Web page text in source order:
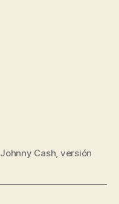
Johnny Cash, versión